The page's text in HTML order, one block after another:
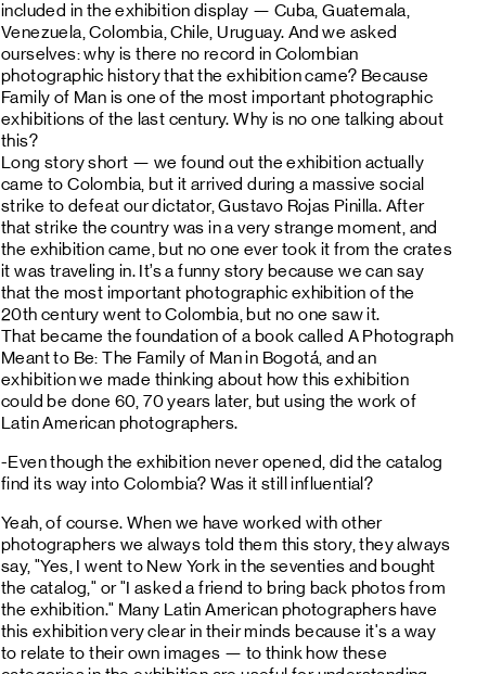
included in the exhibition display — Cuba, Guatemala,
Venezuela, Colombia, Chile, Uruguay. And we asked
ourselves: why is there no record in Colombian
photographic history that the exhibition came? Because
Family of Man is one of the most important photographic
exhibitions of the last century. Why is no one talking about
this?
Long story short — we found out the exhibition actually
came to Colombia, but it arrived during a massive social
strike to defeat our dictator, Gustavo Rojas Pinilla. After
that strike the country was in a very strange moment, and
the exhibition came, but no one ever took it from the crates
it was traveling in. It’s a funny story because we can say
that the most important photographic exhibition of the
20th century went to Colombia, but no one saw it.
That became the foundation of a book called A Photograph
Meant to Be: The Family of Man in Bogotá, and an
exhibition we made thinking about how this exhibition
could be done 60, 70 years later, but using the work of
Latin American photographers.
-Even though the exhibition never opened, did the catalog
find its way into Colombia? Was it still influential?
Yeah, of course. When we have worked with other
photographers we always told them this story, they always
say, "Yes, I went to New York in the seventies and bought
the catalog," or "I asked a friend to bring back photos from
the exhibition." Many Latin American photographers have
this exhibition very clear in their minds because it's a way
to relate to their own images — to think how these